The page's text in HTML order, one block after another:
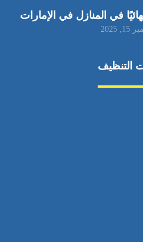
في المنازل في الإمارات
2025
التنظيف